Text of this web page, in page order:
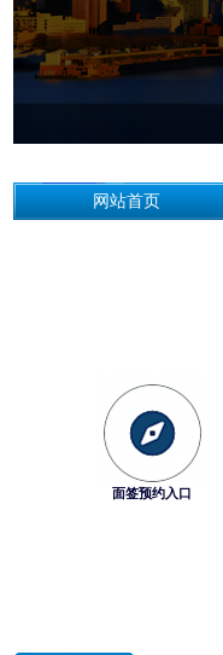
网站首页
面签预约入口